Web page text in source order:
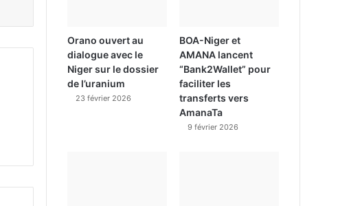
Orano ouvert au
dialogue avec le
Niger sur le dossier
de l’uranium
23 février 2026
BOA-Niger et
AMANA lancent
“Bank2Wallet” pour
faciliter les
transferts vers
AmanaTa
9 février 2026